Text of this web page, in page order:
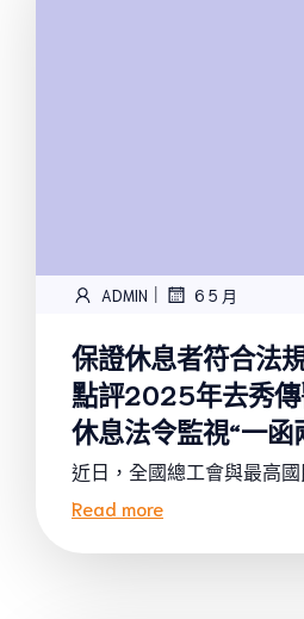
ADMIN | 6 5 月
保證休息者符合法
點評2025年去秀
休息法令監視“一函
近日，全國總工會與最高
Read more